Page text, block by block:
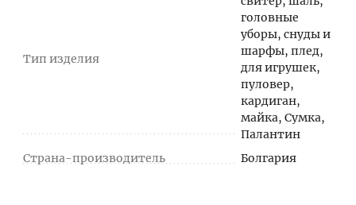
Тип изделия
головные
уборы, снуды и
шарфы, плед,
для игрушек,
пуловер,
кардиган,
майка, Сумка,
Палантин
Страна-производитель
Болгария